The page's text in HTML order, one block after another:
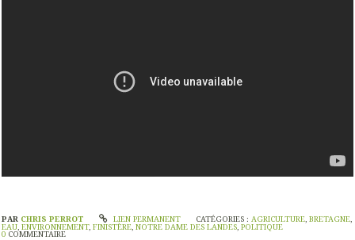
PAR CHRIS PERROT LIEN PERMANENT CATÉGORIES :AGRICULTURE,BRETAGNE,
EAU, ENVIRONNEMENT, FINISTÈRE, NOTRE DAME DES LANDES, POLITIQUE
0 COMMENTAIRE